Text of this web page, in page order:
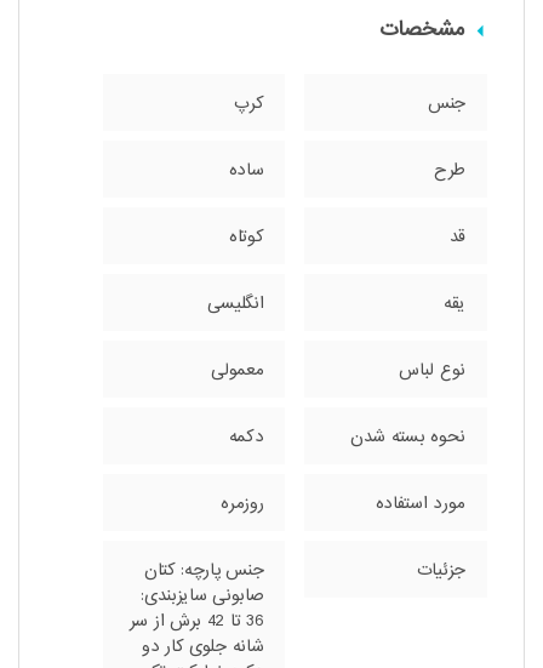
مشخصات
جنس کرپ
طرح ساده
قد کوتاه
یقه انگلیسی
نوع لباس معمولی
نحوه بسته شدن دکمه
مورد استفاده روزمره
جزئیات
جنس پارچه: کتان
صابونی سایزبندی:
36 تا 42 برش از سر
شانه جلوی کار دو